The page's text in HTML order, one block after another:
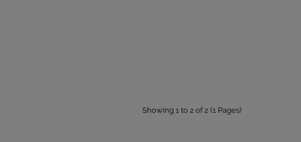
Showing 1 to 2 of 2 (1 Pages)